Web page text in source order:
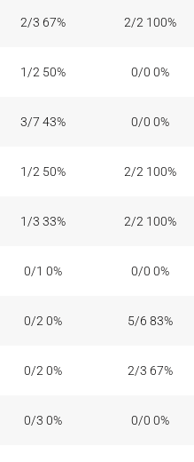
2/3 67% 2/2 100%
1/2 50% 0/0 0%
3/7 43% 0/0 0%
1/2 50% 2/2 100%
1/3 33% 2/2 100%
0/1 0% 0/0 0%
0/2 0% 5/6 83%
0/2 0% 2/3 67%
0/3 0% 0/0 0%